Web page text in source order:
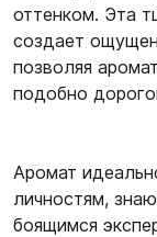
оттенком. Эта
создает
позволяя
подобно
Аромат
личностям,
боящимся